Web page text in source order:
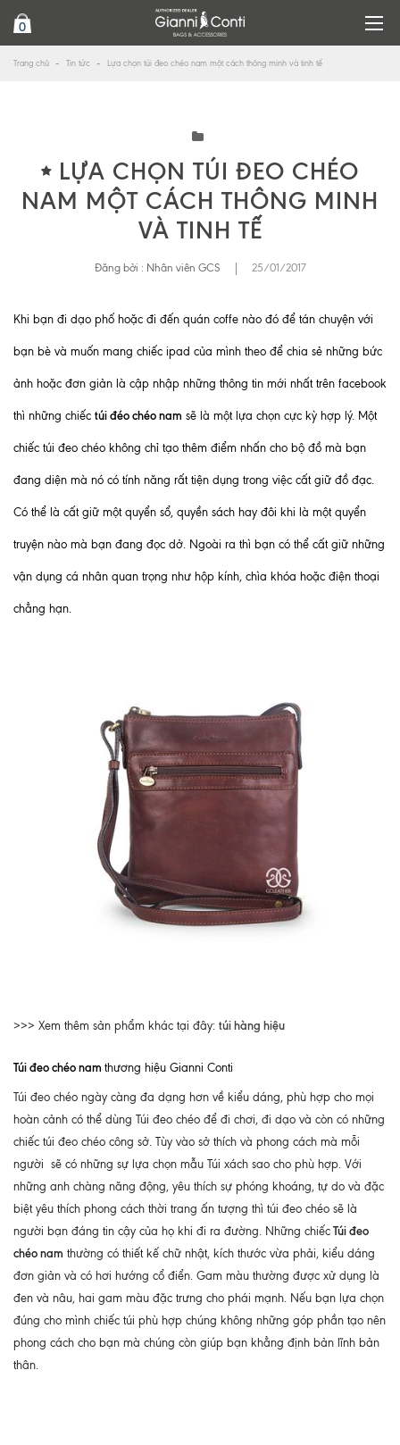
0
Trang chủ Tin tức Lựa chọn túi đeo chéo nam một cách thông minh và tinh tế
LỰA CHỌN TÚI ĐEO CHÉO
NAM MỘT CÁCH THÔNG MINH
VÀ TINH TẾ
Đăng bởi : Nhân viên GCS 25/01/2017
Khi bạn đi dạo phố hoặc đi đến quán coffe nào đó để tán chuyện với
bạn bè và muốn mang chiếc ipad của mình theo để chia sẻ những bức
ảnh hoặc đơn giản là cập nhập những thông tin mới nhất trên facebook
thì những chiếc túi đéo chéo nam sẽ là một lựa chọn cực kỳ hợp lý. Một
chiếc túi đeo chéo không chỉ tạo thêm điểm nhấn cho bộ đồ mà bạn
đang diện mà nó có tính năng rất tiện dụng trong việc cất giữ đồ đạc.
Có thể là cất giữ một quyển sổ, quyền sách hay đôi khi là một quyển
truyện nào mà bạn đang đọc dở. Ngoài ra thì bạn có thể cất giữ những
vận dụng cá nhân quan trọng như hộp kính, chìa khóa hoặc điện thoại
chẳng hạn.
>>> Xem thêm sản phẩm khác tại đây: túi hàng hiệu
Túi đeo chéo nam thương hiệu Gianni Conti
Túi đeo chéo ngày càng đa dạng hơn về kiểu dáng, phù hợp cho mọi
hoàn cảnh có thể dùng Túi đeo chéo để đi chơi, đi dạo và còn có những
chiếc túi đeo chéo công sở. Tùy vào sở thích và phong cách mà mỗi
người sẽ có những sự lựa chọn mẫu Túi xách sao cho phù hợp. Với
những anh chàng năng động, yêu thích sự phóng khoáng, tự do và đặc
biệt yêu thích phong cách thời trang ấn tượng thì túi đeo chéo sẽ là
người bạn đáng tin cậy của họ khi đi ra đường. Những chiếc Túi đeo
chéo nam thường có thiết kế chữ nhật, kích thước vừa phải, kiểu dáng
đơn giản và có hơi hướng cổ điển. Gam màu thường được xử dụng là
đen và nâu, hai gam màu đặc trưng cho phái mạnh. Nếu bạn lựa chọn
đúng cho mình chiếc túi phù hợp chúng không những góp phần tạo nên
phong cách cho bạn mà chúng còn giúp bạn khẳng định bản lĩnh bản
thân.